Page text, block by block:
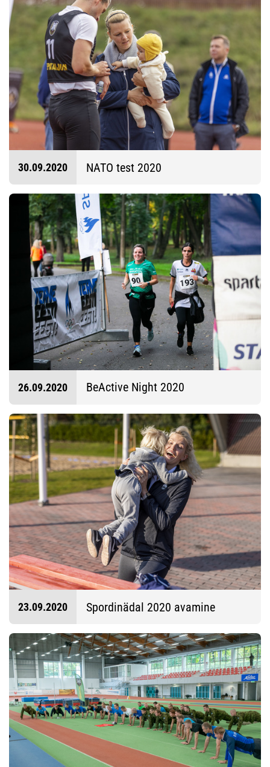
30.09.2020 NATO test 2020
26.09.2020 BeActive Night 2020
23.09.2020 Spordinädal 2020 avamine